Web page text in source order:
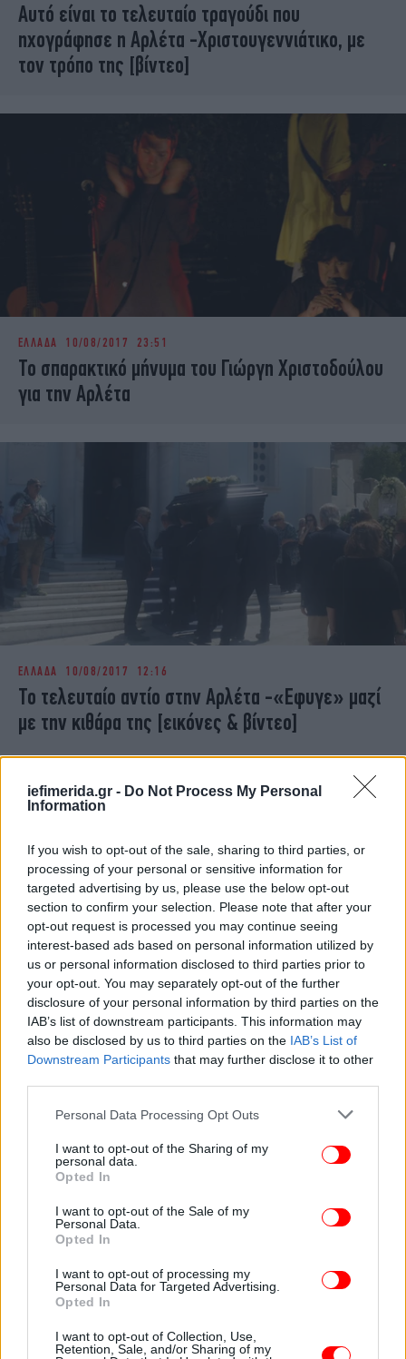
iefimerida.gr - Do Not Process My Personal
Information
If you wish to opt-out of the sale, sharing to third parties, or
processing of your personal or sensitive information for
targeted advertising by us, please use the below opt-out
section to confirm your selection. Please note that after your
opt-out request is processed you may continue seeing
interest-based ads based on personal information utilized by
us or personal information disclosed to third parties prior to
your opt-out. You may separately opt-out of the further
disclosure of your personal information by third parties on the
IAB’s list of downstream participants. This information may
also be disclosed by us to third parties on the IAB’s List of
Downstream Participants that may further disclose it to other
Please note that this website/app uses one or more Google
not limited to your visit or usage behaviour. You may click to
grant or deny consent to Google and its third-party tags to
use your data for below specified purposes in below Google
consent section.
Personal Data Processing Opt Outs
I want to opt-out of the Sharing of my
personal data.
Opted In
I want to opt-out of the Sale of my
Personal Data.
Opted In
I want to opt-out of processing my
Personal Data for Targeted Advertising.
Opted In
I want to opt-out of Collection, Use,
Retention, Sale, and/or Sharing of my
Αυτό είναι τo τελευταίο τραγούδι που
ηχογράφησε η Αρλέτα -Χριστουγεννιάτικο, με
τον τρόπο της [βίντεο]
ΕΛΛΑΔΑ 10/08/2017 23:51
Το σπαρακτικό μήνυμα του Γιώργη Χριστοδούλου
για την Αρλέτα
ΕΛΛΑΔΑ 10/08/2017 12:16
Το τελευταίο αντίο στην Αρλέτα -«Εφυγε» μαζί
με την κιθάρα της [εικόνες & βίντεο]
ΕΛΛΑΔΑ 10/08/2017 07:49
Σήμερα το τελευταίο αντίο στην Αρλέτα -Στις 12
από το Α' Νεκροταφείο Αθηνών
ΕΛΛΑΔΑ 09/08/2017 13:53
Την Πέμπτη από το Α' Νεκροταφείο η κηδεία της